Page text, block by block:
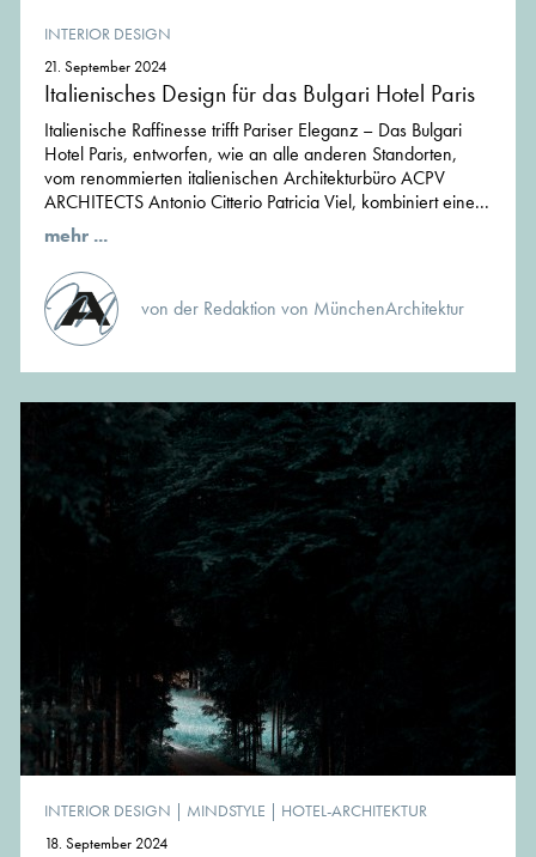
INTERIOR DESIGN
21. September 2024
Italienisches Design für das Bulgari Hotel Paris
Italienische Raffinesse trifft Pariser Eleganz – Das Bulgari
Hotel Paris, entworfen, wie an alle anderen Standorten,
vom renommierten italienischen Architekturbüro ACPV
ARCHITECTS Antonio Citterio Patricia Viel, kombiniert eine...
mehr ...
von der Redaktion von MünchenArchitektur
INTERIOR DESIGN | MINDSTYLE | HOTEL-ARCHITEKTUR
18. September 2024